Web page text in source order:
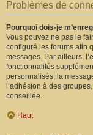
Problèmes de
Pourquoi dois-je
Vous pouvez ne pas le
configuré les forums afin
messages. Par ailleurs,
fonctionnalités
personnalisés, la
l’adhésion à des
conseillée.
Haut